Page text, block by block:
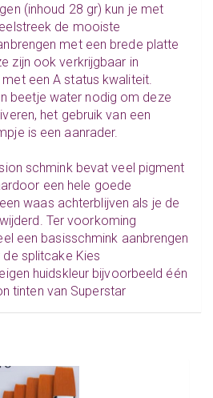
(inhoud 28 gr) kun je met
de mooiste
met een brede platte
zijn ook verkrijgbaar in
met een A status kwaliteit.
beetje water nodig om deze
het gebruik van een
is een aanrader.
schmink bevat veel pigment
een hele goede
waas achterblijven als je de
Ter voorkoming
een basisschmink aanbrengen
de splitcake Kies
huidskleur bijvoorbeeld één
tinten van Superstar